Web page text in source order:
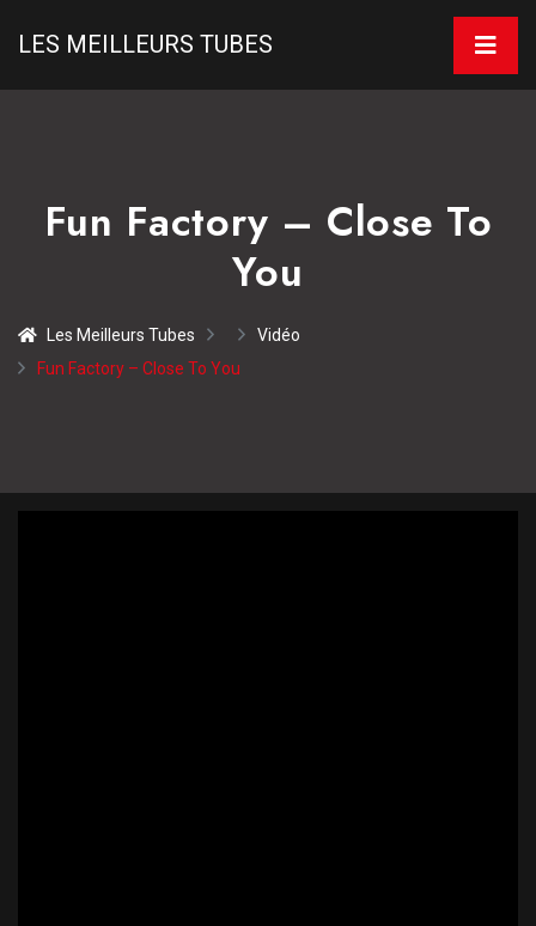
LES MEILLEURS TUBES
Fun Factory – Close To
You
Les Meilleurs Tubes
Vidéo
Fun Factory – Close To You